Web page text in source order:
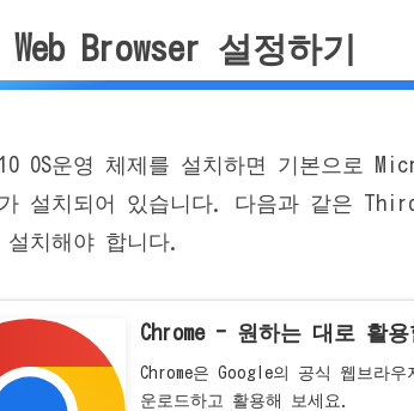
Browser 설정하기
10 OS운영 체제를 설치하면 기본으로
설치되어 있습니다. 다음과 같은
설치해야 합니다.
Chrome - 원하는 대로 활
Chrome은 Google의 공식 웹브라
운로드하고 활용해 보세요.